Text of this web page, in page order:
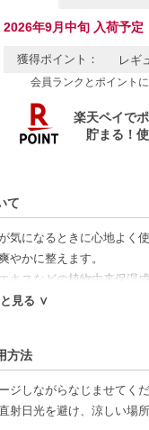
2026年9月中旬 入荷予定
獲得ポイント： レギ
会員ランクとポイント
て
になるときに心地よく
やかに整えます。
キスなどの植物由来保湿
な使用感で、妊娠中のレ
見る ∨
方法
しながらなじませてくだ
日光を避け、涼しい場